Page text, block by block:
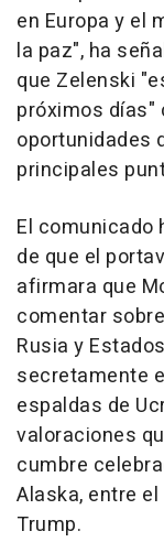
en Europa y el
la paz", ha
que Zelenski
próximos días"
oportunidades
principales
El comunicado
de que el
afirmara que
comentar
Rusia y
secretamente
espaldas de
valoraciones
cumbre
Alaska, entre
Trump.